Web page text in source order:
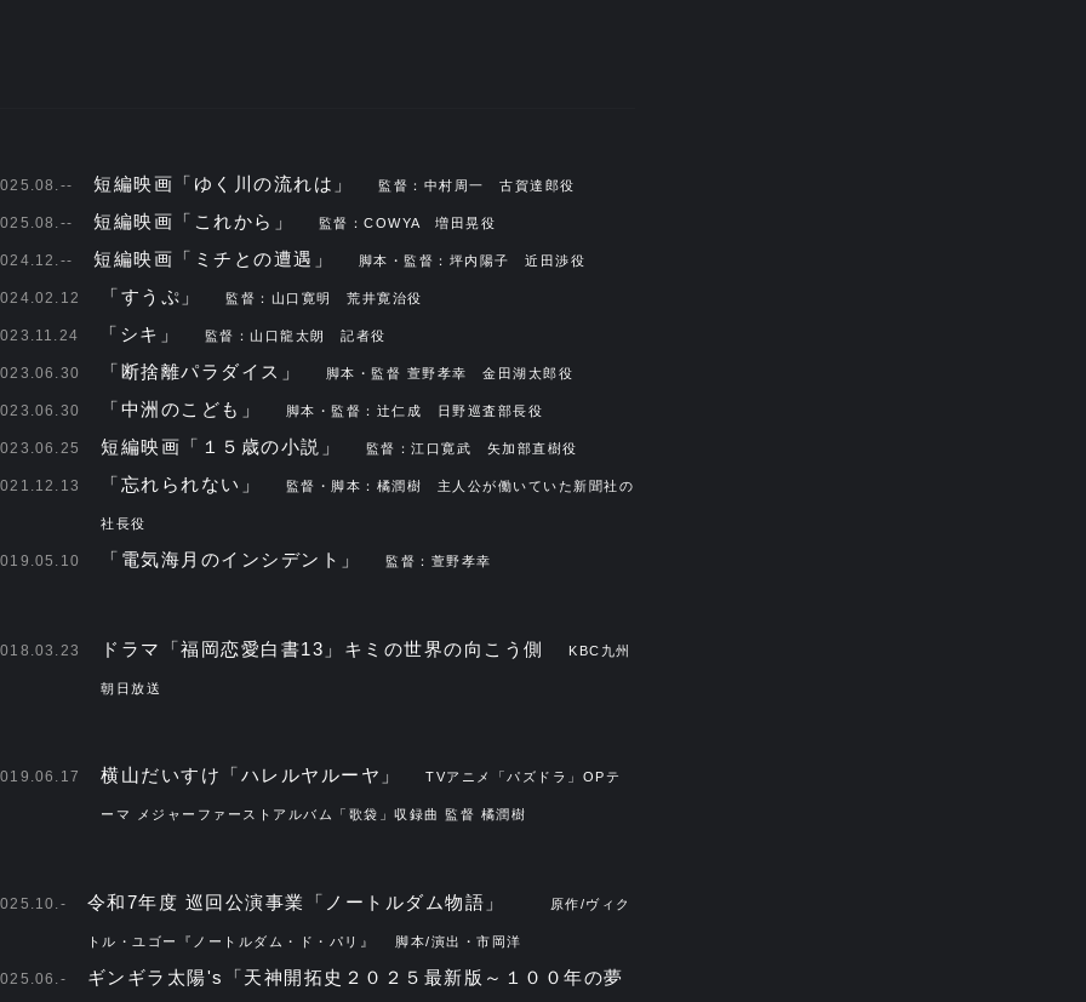
短編映画「ゆく川の流れは」 監督：中村周一 古賀達郎役
短編映画「これから」 監督：COWYA 増田晃役
短編映画「ミチとの遭遇」 脚本・監督：坪内陽子 近田渉役
「すうぷ」 監督：山口寛明 荒井寛治役
「シキ」 監督：山口龍太朗 記者役
「断捨離パラダイス」 脚本・監督 萱野孝幸 金田湖太郎役
「中洲のこども」 脚本・監督：辻仁成 日野巡査部長役
短編映画「１５歳の小説」 監督：江口寛武 矢加部直樹役
「忘れられない」 監督・脚本：橘潤樹 主人公が働いていた新聞社の
社長役
「電気海月のインシデント」 監督：萱野孝幸
ドラマ「福岡恋愛白書13」キミの世界の向こう側 KBC九州
朝日放送
横山だいすけ「ハレルヤルーヤ」 TVアニメ「パズドラ」OPテ
ーマ メジャーファーストアルバム「歌袋」収録曲 監督 橘潤樹
令和7年度 巡回公演事業「ノートルダム物語」 原作/ヴィク
トル・ユゴー『ノートルダム・ド・パリ』 脚本/演出・市岡洋
ギンギラ太陽's「天神開拓史２０２５最新版～１００年の夢